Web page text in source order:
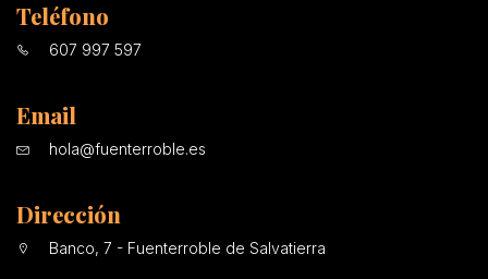
Teléfono
607 997 597
Email
hola@fuenterroble.es
Dirección
Banco, 7 - Fuenterroble de Salvatierra